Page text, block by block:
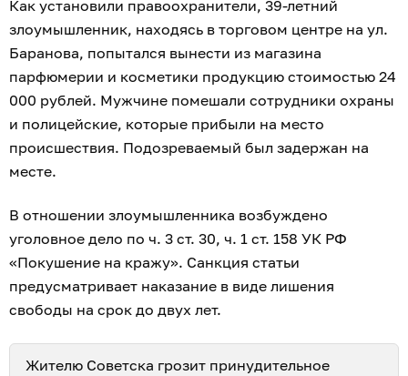
Как установили правоохранители, 39-летний
злоумышленник, находясь в торговом центре на ул.
Баранова, попытался вынести из магазина
парфюмерии и косметики продукцию стоимостью 24
000 рублей. Мужчине помешали сотрудники охраны
и полицейские, которые прибыли на место
происшествия. Подозреваемый был задержан на
месте.
В отношении злоумышленника возбуждено
уголовное дело по ч. 3 ст. 30, ч. 1 ст. 158 УК РФ
«Покушение на кражу». Санкция статьи
предусматривает наказание в виде лишения
свободы на срок до двух лет.
Жителю Советска грозит принудительное